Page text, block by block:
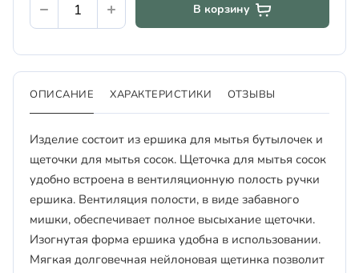
В корзину
ОПИСАНИЕ ХАРАКТЕРИСТИКИ ОТЗЫВЫ
Изделие состоит из ершика для мытья бутылочек и
щеточки для мытья сосок. Щеточка для мытья сосок
удобно встроена в вентиляционную полость ручки
ершика. Вентиляция полости, в виде забавного
мишки, обеспечивает полное высыхание щеточки.
Изогнутая форма ершика удобна в использовании.
Мягкая долговечная нейлоновая щетинка позволит